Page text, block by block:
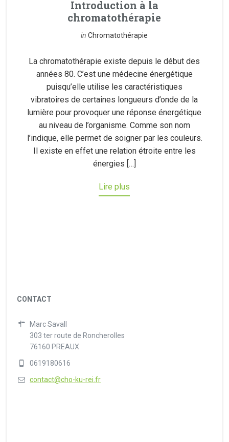
Introduction à la
chromatothérapie
inChromatothérapie
La chromatothérapie existe depuis le début des
années 80. C’est une médecine énergétique
puisqu’elle utilise les caractéristiques
vibratoires de certaines longueurs d’onde de la
lumière pour provoquer une réponse énergétique
au niveau de l’organisme. Comme son nom
l’indique, elle permet de soigner par les couleurs.
Il existe en effet une relation étroite entre les
énergies […]
Lire plus
CONTACT
Marc Savall
303 ter route de Roncherolles
76160 PREAUX
0619180616
contact@cho-ku-rei.fr